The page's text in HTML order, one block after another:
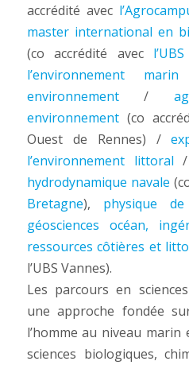
accrédité avec
master international en
(co accrédité avec
l’environnement marin
environnement/
environnement(co
Ouest de Rennes) /
l’environnement littoral/
hydrodynamique navale
Bretagne), physique
géosciences océan,
ressources côtières et
l’UBS Vannes).
Les parcours en
une approche fondée
l’homme au niveau
sciences biologiques,